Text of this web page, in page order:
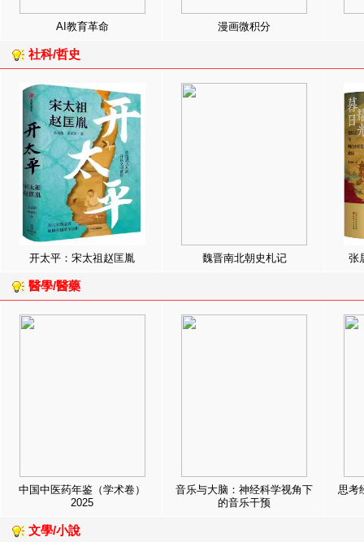
AI教育革命 漫画微积分
社科/哲史
开太平：宋太祖赵匡胤 魏晋南北朝史札记 张
醫學/醫藥
中国中医药年鉴（学术卷）
2025
音乐与大脑：神经科学视角下
的音乐干预
思考
文學/小說